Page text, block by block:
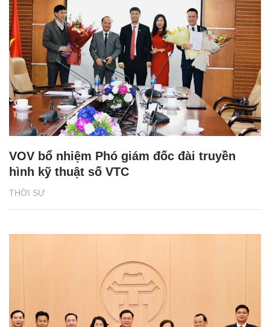
THỜI SỰ
VOV bổ nhiệm Phó giám đốc đài truyền
hình kỹ thuật số VTC